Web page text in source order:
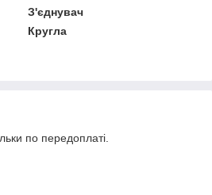
З'єднувач
Кругла
по передоплаті.